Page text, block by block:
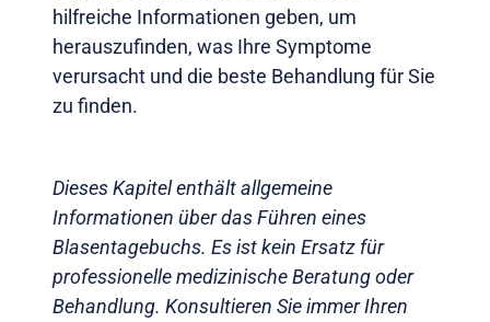
hilfreiche Informationen geben, um
herauszufinden, was Ihre Symptome
verursacht und die beste Behandlung für Sie
zu finden.
Dieses Kapitel enthält allgemeine
Informationen über das Führen eines
Blasentagebuchs. Es ist kein Ersatz für
professionelle medizinische Beratung oder
Behandlung. Konsultieren Sie immer Ihren